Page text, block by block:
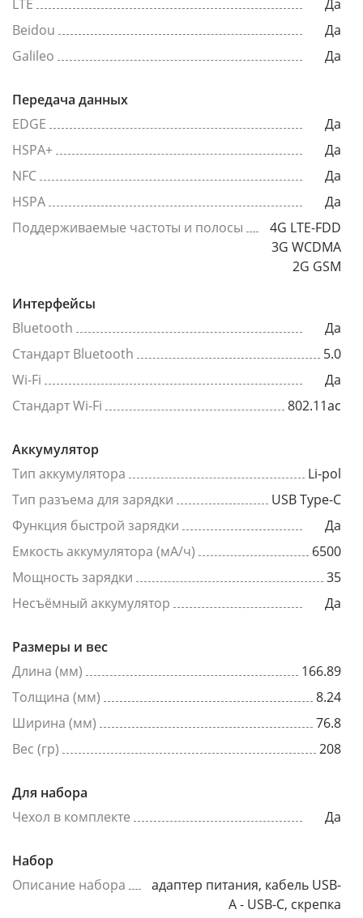
LTE
Да
Beidou
Да
Galileo
Да
Передача данных
EDGE
Да
HSPA+
Да
NFC
Да
HSPA
Да
Поддерживаемые частоты и полосы
4G LTE-FDD
3G WCDMA
2G GSM
Интерфейсы
Bluetooth
Да
Стандарт Bluetooth
5.0
Wi-Fi
Да
Стандарт Wi-Fi
802.11ac
Аккумулятор
Тип аккумулятора
Li-pol
Тип разъема для зарядки
USB Type-C
Функция быстрой зарядки
Да
Емкость аккумулятора (мА/ч)
6500
Мощность зарядки
35
Несъёмный аккумулятор
Да
Размеры и вес
Длина (мм)
166.89
Толщина (мм)
8.24
Ширина (мм)
76.8
Вес (гр)
208
Для набора
Чехол в комплекте
Да
Набор
Описание набора
адаптер питания, кабель USB-
A - USB-C, скрепка